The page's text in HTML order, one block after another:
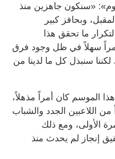
«سنكون جاهزين منذ
وبحافز كبير
ما تحقق هذا
سهلاً في ظل وجود فرق
سنبذل كل ما لدينا من
الموسم كان أمراً مذهلاً،
اللاعبين الجدد والشباب
الأولى، ومع ذلك
إنجاز لم يحدث منذ